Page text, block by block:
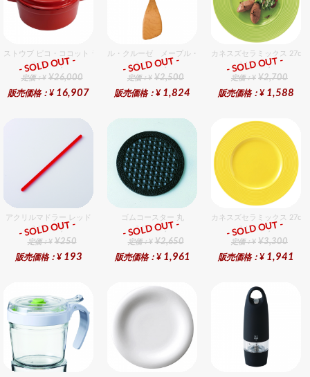
ストウブ ピコ・ココット ラウンド 20cm チェリー
総合ﾗﾝｷﾝｸﾞ
定価：¥ ¥26,000
販売価格：¥ 16,907
- SOLD OUT -
ル・クルーゼ メープル・ウッド・ターナー
総合ﾗﾝｷﾝｸﾞ
定価：¥ ¥2,500
販売価格：¥ 1,824
- SOLD OUT -
カネスズセラミックス
総合ﾗﾝｷﾝｸﾞ
定価：¥ ¥2,700
販売価格：¥ 1,588
- SOLD OUT -
アクリルマドラー レッド
総合ﾗﾝｷﾝｸﾞ
定価：¥ ¥250
販売価格：¥ 193
- SOLD OUT -
ゴムコースター 丸
総合ﾗﾝｷﾝｸﾞ
定価：¥ ¥2,650
販売価格：¥ 1,961
- SOLD OUT -
カネスズセラミックス
総合ﾗﾝｷﾝｸﾞ
定価：¥ ¥3,300
販売価格：¥ 1,941
- SOLD OUT -